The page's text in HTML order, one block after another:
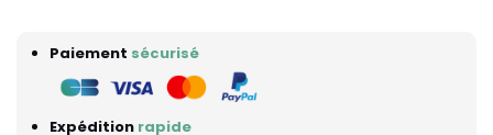
Paiement sécurisé
Expédition rapide